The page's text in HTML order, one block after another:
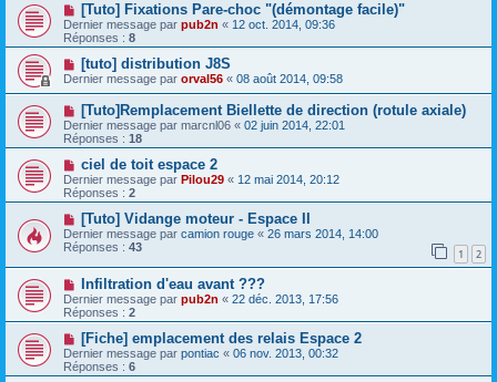
[Tuto] Fixations Pare-choc "(démontage facile)"
Dernier message par pub2n « 12 oct. 2014, 09:36
Réponses : 8
[tuto] distribution J8S
Dernier message par orval56 « 08 août 2014, 09:58
[Tuto]Remplacement Biellette de direction (rotule axiale)
Dernier message par marcnl06 « 02 juin 2014, 22:01
Réponses : 18
ciel de toit espace 2
Dernier message par Pilou29 « 12 mai 2014, 20:12
Réponses : 2
[Tuto] Vidange moteur - Espace II
Dernier message par camion rouge « 26 mars 2014, 14:00
Réponses : 43 1 2
Infiltration d'eau avant ???
Dernier message par pub2n « 22 déc. 2013, 17:56
Réponses : 2
[Fiche] emplacement des relais Espace 2
Dernier message par pontiac « 06 nov. 2013, 00:32
Réponses : 6